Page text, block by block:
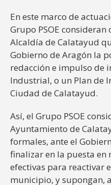
En este marco de
Grupo PSOE
Alcaldía de Calatayud
Gobierno de Aragón la
redacción e impulso de
Industrial, o un Plan de
Ciudad de Calatayud.
Así, el Grupo PSOE
Ayuntamiento de
formales, ante el
finalizar en la puesta en
efectivas para reactivar
municipio, y supongan,